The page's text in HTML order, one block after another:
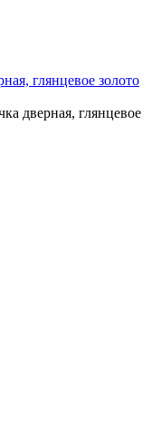
дверная, глянцевое